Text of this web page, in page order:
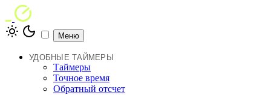
Меню
УДОБНЫЕ ТАЙМЕРЫ
Таймеры
Точное время
Обратный отсчет